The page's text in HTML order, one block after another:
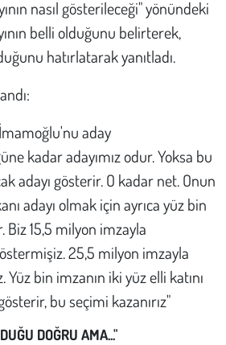
nasıl gösterileceği" yönündeki
belli olduğunu belirterek,
hatırlatarak yanıtladı.
aday
kadar adayımız odur. Yoksa bu
adayı gösterir. O kadar net. Onun
adayı olmak için ayrıca yüz bin
Biz 15,5 milyon imzayla
25,5 milyon imzayla
bin imzanın iki yüz elli katını
bu seçimi kazanırız"
DOĞRU AMA..."